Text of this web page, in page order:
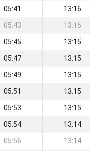
05:41 13:16
05:43 13:16
05:45 13:15
05:47 13:15
05:49 13:15
05:51 13:15
05:53 13:15
05:54 13:14
05:56 13:14